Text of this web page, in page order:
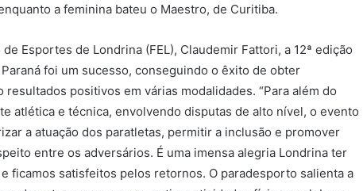
a feminina bateu o Maestro, de Curitiba.
Esportes de Londrina (FEL), Claudemir Fattori, a 12ª edição
foi um sucesso, conseguindo o êxito de obter
positivos em várias modalidades. “Para além do
atlética e técnica, envolvendo disputas de alto nível, o evento
a atuação dos paratletas, permitir a inclusão e promover
entre os adversários. É uma imensa alegria Londrina ter
ficamos satisfeitos pelos retornos. O paradesporto salienta a